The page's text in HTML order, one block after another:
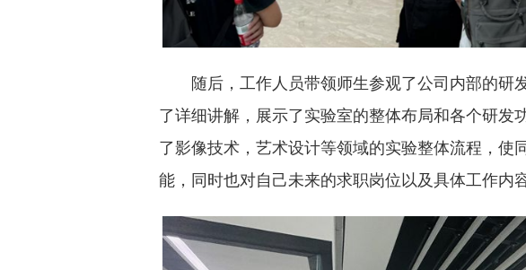
随后，工作人员带领师生参观了公司内部的研
了详细讲解，展示了实验室的整体布局和各个研发
了影像技术，艺术设计等领域的实验整体流程，使
能，同时也对自己未来的求职岗位以及具体工作内